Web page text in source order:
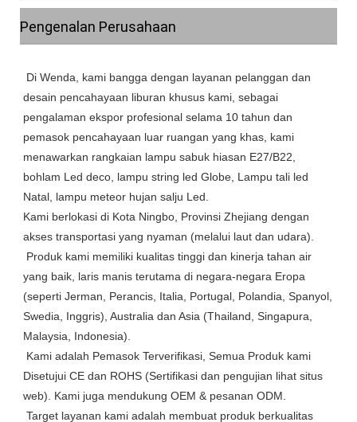
Pengenalan Perusahaan
desain pencahayaan liburan khusus kami, sebagai
pengalaman ekspor profesional selama 10 tahun dan
pemasok pencahayaan luar ruangan yang khas, kami
menawarkan rangkaian lampu sabuk hiasan E27/B22,
bohlam Led deco, lampu string led Globe, Lampu tali led
Natal, lampu meteor hujan salju Led.
Kami berlokasi di Kota Ningbo, Provinsi Zhejiang dengan
akses transportasi yang nyaman (melalui laut dan udara).
yang baik, laris manis terutama di negara-negara Eropa
(seperti Jerman, Perancis, Italia, Portugal, Polandia, Spanyol,
Swedia, Inggris), Australia dan Asia (Thailand, Singapura,
Malaysia, Indonesia).
Disetujui CE dan ROHS (Sertifikasi dan pengujian lihat situs
web). Kami juga mendukung OEM & pesanan ODM.